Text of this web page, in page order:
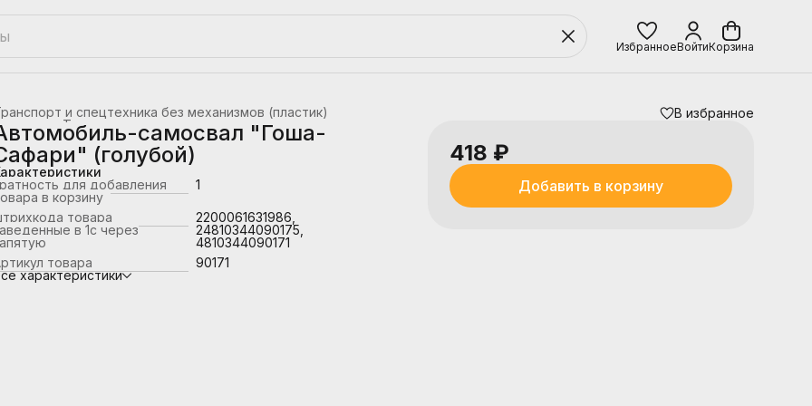
ИзбранноеВойтиКорзина
и спецтехника без механизмов (пластик)
Транспорт
самосвал "Гоша-
(голубой)
для добавления
в корзину
1
товара
в 1с через
2200061631986,
24810344090175,
4810344090171
товара
90171
характеристики
В избранное
418 ₽
Добавить в корзину